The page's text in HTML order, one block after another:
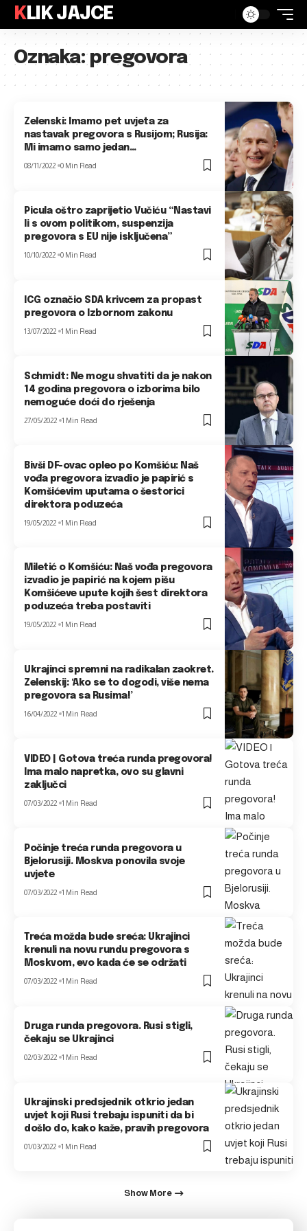
KLIK JAJCE
Oznaka:pregovora
Zelenski: Imamo pet uvjeta za
nastavak pregovora s Rusijom; Rusija:
Mi imamo samo jedan…
08/11/2022 0 Min Read
Picula oštro zaprijetio Vučiću “Nastavi
li s ovom politikom, suspenzija
pregovora s EU nije isključena”
10/10/2022 0 Min Read
ICG označio SDA krivcem za propast
pregovora o Izbornom zakonu
13/07/2022 1 Min Read
Schmidt: Ne mogu shvatiti da je nakon
14 godina pregovora o izborima bilo
nemoguće doći do rješenja
27/05/2022 1 Min Read
Bivši DF-ovac opleo po Komšiću: Naš
vođa pregovora izvadio je papirić s
Komšićevim uputama o šestorici
direktora poduzeća
19/05/2022 1 Min Read
Miletić o Komšiću: Naš vođa pregovora
izvadio je papirić na kojem pišu
Komšićeve upute kojih šest direktora
poduzeća treba postaviti
19/05/2022 1 Min Read
Ukrajinci spremni na radikalan zaokret.
Zelenskij: ‘Ako se to dogodi, više nema
pregovora sa Rusima!’
16/04/2022 1 Min Read
VIDEO | Gotova treća runda pregovora!
Ima malo napretka, ovo su glavni
zaključci
07/03/2022 1 Min Read
Počinje treća runda pregovora u
Bjelorusiji. Moskva ponovila svoje
uvjete
07/03/2022 1 Min Read
Treća možda bude sreća: Ukrajinci
krenuli na novu rundu pregovora s
Moskvom, evo kada će se održati
07/03/2022 1 Min Read
Druga runda pregovora. Rusi stigli,
čekaju se Ukrajinci
02/03/2022 1 Min Read
Ukrajinski predsjednik otkrio jedan
uvjet koji Rusi trebaju ispuniti da bi
došlo do, kako kaže, pravih pregovora
01/03/2022 1 Min Read
Show More